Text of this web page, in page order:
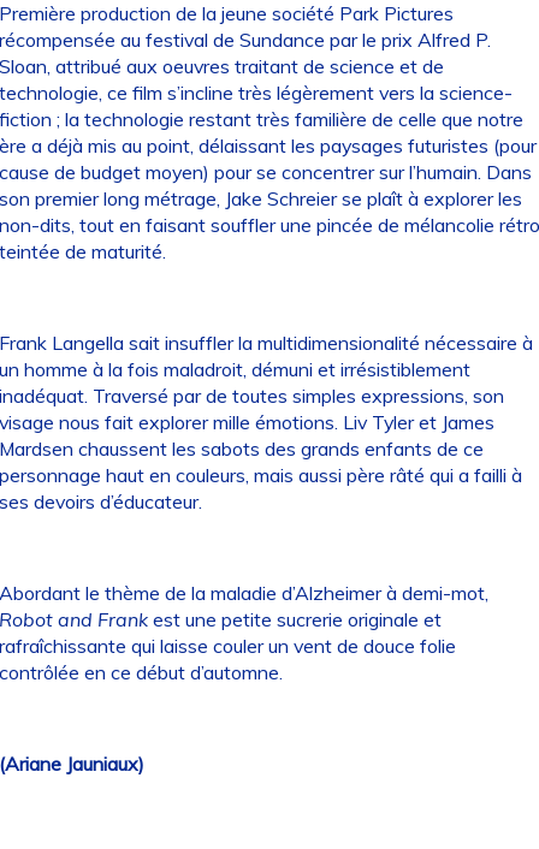
production de la jeune société Park Pictures
au festival de Sundance par le prix Alfred P.
attribué aux oeuvres traitant de science et de
ce film s’incline très légèrement vers la science-
; la technologie restant très familière de celle que notre
a déjà mis au point, délaissant les paysages futuristes (pour
de budget moyen) pour se concentrer sur l’humain. Dans
premier long métrage, Jake Schreier se plaît à explorer les
dits, tout en faisant souffler une pincée de mélancolie rétro
de maturité.
Langella sait insuffler la multidimensionalité nécessaire à
homme à la fois maladroit, démuni et irrésistiblement
Traversé par de toutes simples expressions, son
nous fait explorer mille émotions. Liv Tyler et James
chaussent les sabots des grands enfants de ce
haut en couleurs, mais aussi père râté qui a failli à
devoirs d’éducateur.
le thème de la maladie d’Alzheimer à demi-mot,
and Frankest une petite sucrerie originale et
qui laisse couler un vent de douce folie
en ce début d’automne.
Jauniaux)